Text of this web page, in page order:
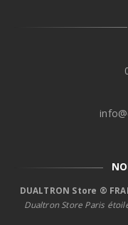
DUALTRON Store ®
Dualtron Store Paris